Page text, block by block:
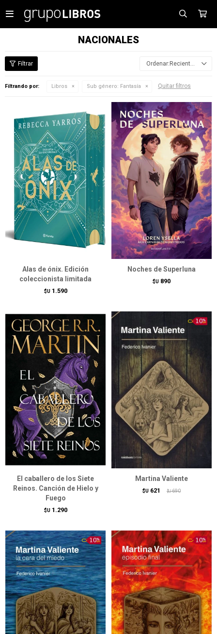

NACIONALES
Recientes
Filtrando por: Libros Sub género: Fantasía Quitar filtros
Alas de ónix. Edición
coleccionista limitada
$U 1.590
Noches de Superluna
$U 890
El caballero de los Siete
Reinos. Canción de Hielo y
Fuego
$U 1.290
Martina Valiente
$U 621 $U 690